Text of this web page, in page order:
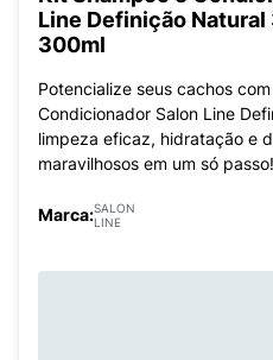
Line Definição Natural
300ml
Potencialize seus cachos
Condicionador Salon Line
limpeza eficaz, hidratação e
maravilhosos em um só passo!
Marca:SALON
LINE